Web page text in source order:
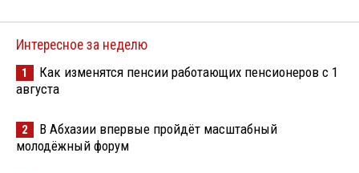
Интересное за неделю
1
Как изменятся пенсии работающих пенсионеров с 1
августа
2
В Абхазии впервые пройдёт масштабный
молодёжный форум